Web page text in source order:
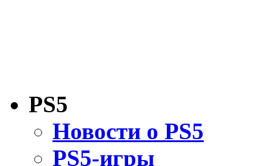
PS5
Новости о PS5
PS5-игры